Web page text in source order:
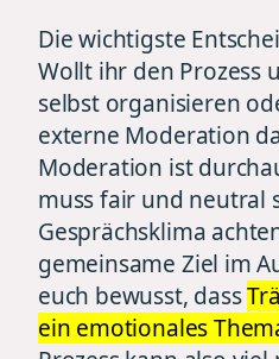
Die wichtigste
Wollt ihr den Prozess
selbst organisieren
externe Moderation
Moderation ist
muss fair und neutral
Gesprächsklima
gemeinsame Ziel im
euch bewusst, dass
ein emotionales